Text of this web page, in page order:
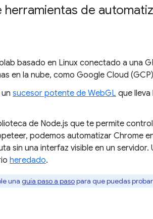
de
basado en Linux conectado a una
en la nube, como Google Cloud
un sucesor potente de WebGL que lleva
de Node.js que te permite
podemos automatizar Chrome
sin una interfaz visible en un servidor.
heredado.
una guía paso a pasopara que puedas